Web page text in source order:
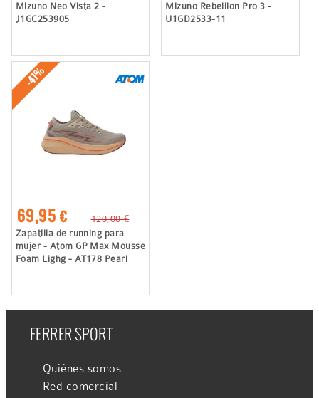
Mizuno Neo Vista 2 -
J1GC253905
Mizuno Rebellion Pro 3 -
U1GD2533-11
-41%
69,95 €
120,00 €
Zapatilla de running para
mujer - Atom GP Max Mousse
Foam Lighg - AT178 Pearl
FERRER SPORT
Quiénes somos
Red comercial